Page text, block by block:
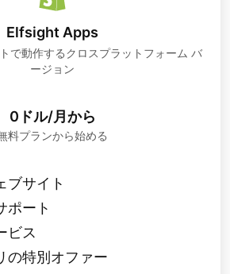
Elfsight Apps
で動作するクロスプラットフォーム バ
ージョン
0ドル/月から
料プランから始める
ブサイト
ポート
ビス
の特別オファー